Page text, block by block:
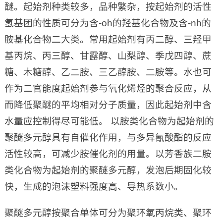
醚。起始剂种类较多，品种繁杂，按起始剂的活性
氢基团的性质可分为含-oh的羟基化合物及含-nh的
胺基化合物二大类。常用起始剂有丙二醇、三羟甲
基丙烷、丙三醇、甘露醇、山梨醇、季戊四醇、蔗
糖、木糖醇、乙二胺、三乙醇胺、二胺等。水也可
作为二官能度起始剂参与氧化烯烃的聚合反应，从
而降低聚醚的平均相对分子质量，因此起始剂中含
水量应控制得尽可能低。 以胺类化合物为起始剂的
聚醚多元醇具有自催化作用，与多异氰酸酯的反应
活性较高，可减少胺催化剂的用量。以芳香族二胺
类化合物为起始剂的聚醚多元醇，发泡后期固化较
快，生成的泡沫塑料强度高、导热系数小。
聚醚多元醇按聚合单体可分为聚环氧丙烷类、聚环